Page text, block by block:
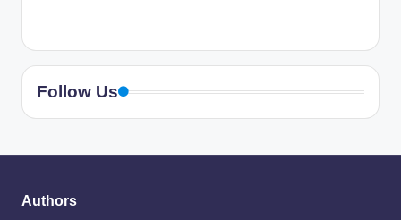
Follow Us
Authors